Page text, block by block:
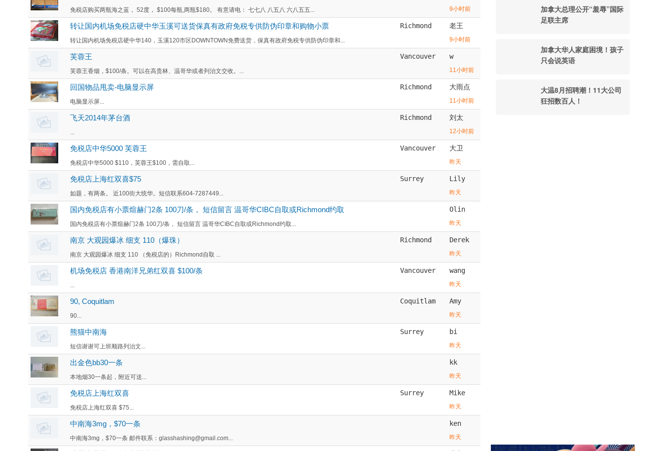
免税店购买两瓶海之蓝， 52度， $100每瓶,两瓶$180。 有意请电： 七七八 八五八 六八五五... 9小时前
转让国内机场免税店硬中华玉溪可送货保真有政府免税专供防伪印章和购物小票
转让国内机场免税店硬中华140，玉溪120市区DOWNTOWN免费送货，保真有政府免税专供防伪印章和...
Richmond 老王
9小时前
芙蓉王
芙蓉王香烟，$100/条。可以在高贵林、温哥华或者列治文交收。...
Vancouver w
11小时前
回国物品甩卖-电脑显示屏
电脑显示屏...
Richmond 大雨点
11小时前
飞天2014年茅台酒 Richmond 刘太
12小时前
免税店中华5000 芙蓉王
免税店中华5000 $110，芙蓉王$100，需自取...
Vancouver 大卫
昨天
免税店上海红双喜$75
如题，有两条。 近100街大统华。短信联系604-7287449...
Surrey Lily
昨天
国内免税店有小票煊赫门2条 100刀/条， 短信留言 温哥华CIBC自取或Richmond约取
国内免税店有小票煊赫门2条 100刀/条， 短信留言 温哥华CIBC自取或Richmond约取...
Olin
昨天
南京 大观园爆冰 细支 110（爆珠）
南京 大观园爆冰 细支 110 （免税店的）Richmond自取 ...
Richmond Derek
昨天
机场免税店 香港南洋兄弟红双喜 $100/条 Vancouver wang
昨天
90, Coquitlam
90...
Coquitlam Amy
昨天
熊猫中南海
短信谢谢可上班顺路列治文...
Surrey bi
昨天
出金色bb30一条
本地烟30一条起，附近可送...
kk
昨天
免税店上海红双喜
免税店上海红双喜 $75...
Surrey Mike
昨天
中南海3mg，$70一条
中南海3mg，$70一条 邮件联系：glasshashing@gmail.com...
ken
昨天
加拿大总理公开“羞辱”国际
足联主席
加拿大华人家庭困境！孩子
只会说英语
大温8月招聘潮！11大公司
狂招数百人！